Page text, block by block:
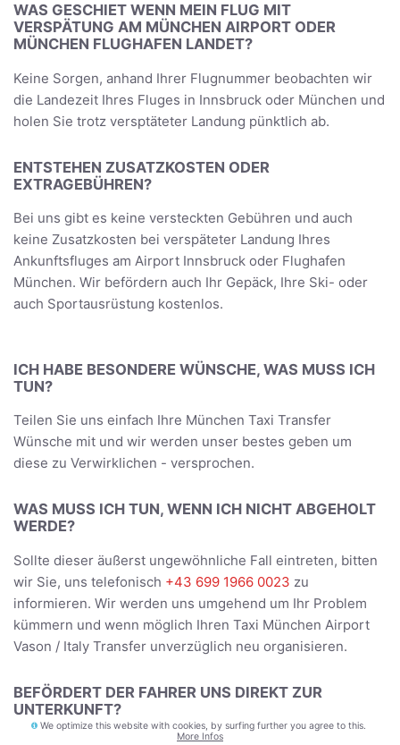
WAS GESCHIET WENN MEIN FLUG MIT
VERSPÄTUNG AM MÜNCHEN AIRPORT ODER
MÜNCHEN FLUGHAFEN LANDET?
Keine Sorgen, anhand Ihrer Flugnummer beobachten wir
die Landezeit Ihres Fluges in Innsbruck oder München und
holen Sie trotz versptäteter Landung pünktlich ab.
ENTSTEHEN ZUSATZKOSTEN ODER
EXTRAGEBÜHREN?
Bei uns gibt es keine versteckten Gebühren und auch
keine Zusatzkosten bei verspäteter Landung Ihres
Ankunftsfluges am Airport Innsbruck oder Flughafen
München. Wir befördern auch Ihr Gepäck, Ihre Ski- oder
auch Sportausrüstung kostenlos.
ICH HABE BESONDERE WÜNSCHE, WAS MUSS ICH
TUN?
Teilen Sie uns einfach Ihre München Taxi Transfer
Wünsche mit und wir werden unser bestes geben um
diese zu Verwirklichen - versprochen.
WAS MUSS ICH TUN, WENN ICH NICHT ABGEHOLT
WERDE?
Sollte dieser äußerst ungewöhnliche Fall eintreten, bitten
wir Sie, uns telefonisch +43 699 1966 0023 zu
informieren. Wir werden uns umgehend um Ihr Problem
kümmern und wenn möglich Ihren Taxi München Airport
Vason / Italy Transfer unverzüglich neu organisieren.
BEFÖRDERT DER FAHRER UNS DIREKT ZUR
UNTERKUNFT?
We optimize this website with cookies, by surfing further you agree to this.
More Infos